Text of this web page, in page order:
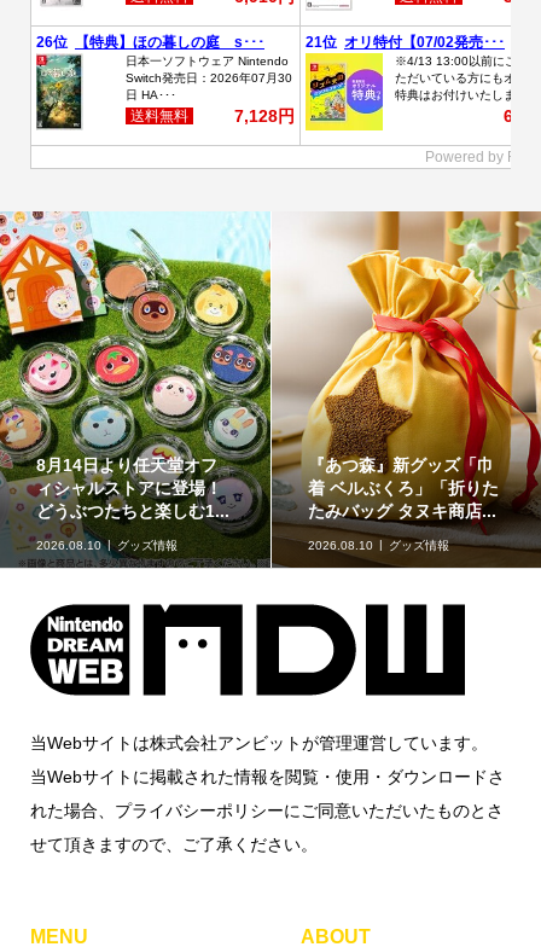
つ森』新グッズ「巾
ルぶくろ」「折りた
バッグ タヌキ商店...
グッズ情報
イラストが特徴的な『ス
ーパーマリオブラザー
ズ』のフロート【kikai...
2026.08.09
kikaiのマリオグッズ
ミュージアム
当Webサイトは株式会社アンビットが管理運営しています。
当Webサイトに掲載された情報を閲覧・使用・ダウンロードさ
れた場合、プライバシーポリシーにご同意いただいたものとさ
せて頂きますので、ご了承ください。
MENU ABOUT